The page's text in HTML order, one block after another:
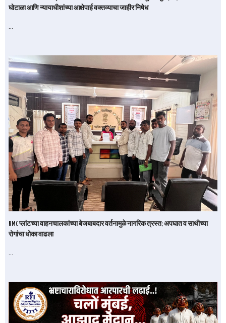
घोटाळा आणि न्यायाधीशांच्या आक्षेपार्ह वक्तव्याचा जाहीर निषेध
…
RMC प्लांटच्या वाहनचालकांच्या बेजबाबदार वर्तनामुळे नागरिक त्रस्त; अपघात व साथीच्या
रोगांचा धोका वाढला
…